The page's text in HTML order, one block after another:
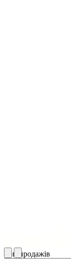
Топ продажів